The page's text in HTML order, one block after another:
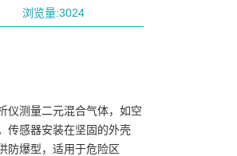
浏览量:3024
仪测量二元混合气体，如空
传感器安装在坚固的外壳
防爆型，适用于危险区